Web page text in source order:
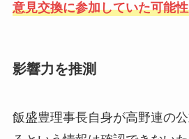
意見交換に参加していた可能
影響力を推測
飯盛豊理事長自身が高野連の